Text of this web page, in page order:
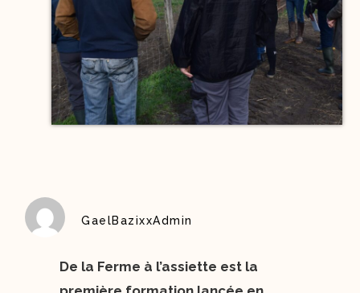
GaelBazixxAdmin
De la Ferme à l’assiette est la